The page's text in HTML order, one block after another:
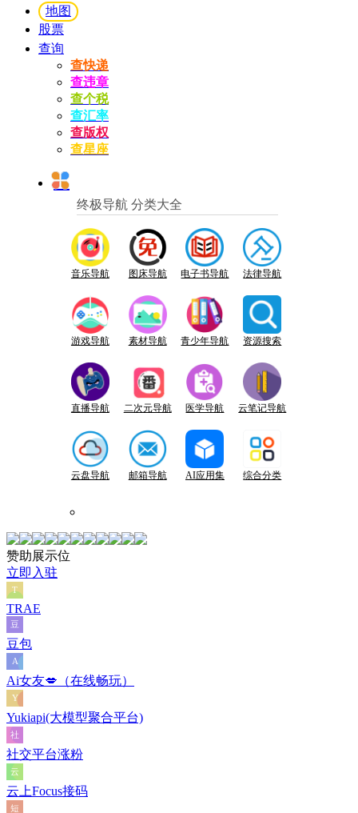
地图
股票
查询
查快递
查违章
查个税
查汇率
查版权
查星座
终极导航 分类大全
音乐导航 图床导航 电子书导航 法律导航
游戏导航 素材导航 青少年导航 资源搜索
直播导航 二次元导航 医学导航 云笔记导航
云盘导航 邮箱导航 AI应用集 综合分类
赞助展示位
立即入驻
TRAE
豆包
Ai女友💋（在线畅玩）
Yukiapi(大模型聚合平台)
社交平台涨粉
云上Focus接码